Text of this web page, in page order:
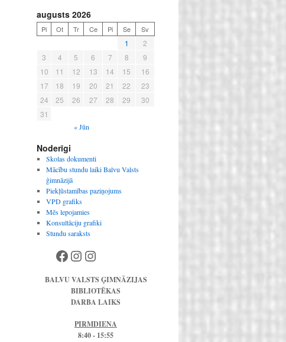
augusts 2026
Pi Ot Tr Ce Pi Se Sv
1
2
3
4 5 6 7 8
9
10
11 12 13 14 15
16
17
18 19 20 21 22
23
24
25 26 27 28 29
30
31
« Jūn
Noderīgi
Skolas dokumenti
Mācību stundu laiki Balvu Valsts
ģimnāzijā
Piekļūstamības paziņojums
VPD grafiks
Mēs lepojamies
Konsultāciju grafiki
Stundu saraksts
Facebook
Instagram
Instagram
BALVU VALSTS ĢIMNĀZIJAS
BIBLIOTĒKAS
DARBA LAIKS
PIRMDIENA
8:40 - 15:55